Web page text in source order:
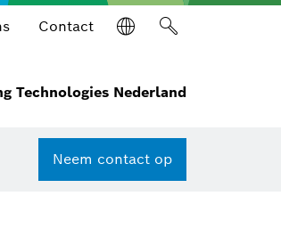
Contact
Technologies Nederland
Neem contact op